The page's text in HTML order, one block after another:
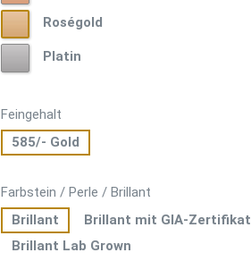
RoségoldRoségold
Platin
Feingehalt
585/- Gold
Farbstein / Perle / Brillant
Brillant
Brillant mit GIA-Zertifikat
Brillant Lab Grown